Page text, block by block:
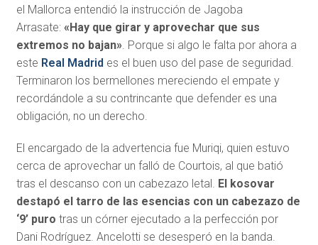
el Mallorca entendió la instrucción de Jagoba
Arrasate: «Hay que girar y aprovechar que sus
extremos no bajan». Porque si algo le falta por ahora a
este Real Madrid es el buen uso del pase de seguridad.
Terminaron los bermellones mereciendo el empate y
recordándole a su contrincante que defender es una
obligación, no un derecho.
El encargado de la advertencia fue Muriqi, quien estuvo
cerca de aprovechar un falló de Courtois, al que batió
tras el descanso con un cabezazo letal. El kosovar
destapó el tarro de las esencias con un cabezazo de
‘9’ puro tras un córner ejecutado a la perfección por
Dani Rodríguez. Ancelotti se desesperó en la banda.